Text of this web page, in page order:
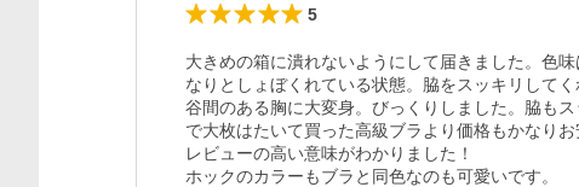
5
大きめの箱に潰れないようにして届きました。色
なりとしょぼくれている状態。脇をスッキリして
谷間のある胸に大変身。びっくりしました。脇も
で大枚はたいて買った高級ブラより価格もかなり
レビューの高い意味がわかりました！
ホックのカラーもブラと同色なのも可愛いです。